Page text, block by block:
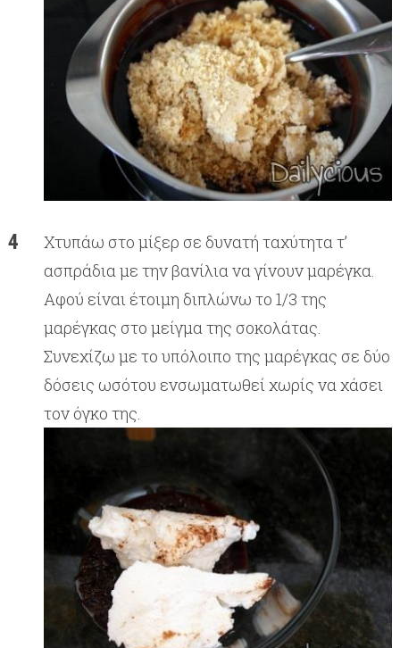
Χτυπάω στο μίξερ σε δυνατή ταχύτητα τ’
ασπράδια με την βανίλια να γίνουν μαρέγκα.
Αφού είναι έτοιμη διπλώνω το 1/3 της
μαρέγκας στο μείγμα της σοκολάτας.
Συνεχίζω με το υπόλοιπο της μαρέγκας σε δύο
δόσεις ωσότου ενσωματωθεί χωρίς να χάσει
τον όγκο της.